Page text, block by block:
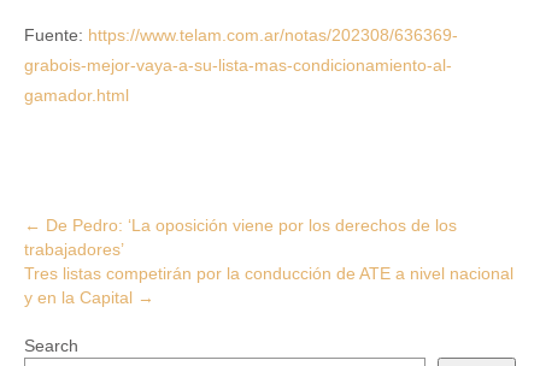
Fuente: https://www.telam.com.ar/notas/202308/636369-
grabois-mejor-vaya-a-su-lista-mas-condicionamiento-al-
gamador.html
Post
navigation
← De Pedro: ‘La oposición viene por los derechos de los
trabajadores’
Tres listas competirán por la conducción de ATE a nivel nacional
y en la Capital →
Search